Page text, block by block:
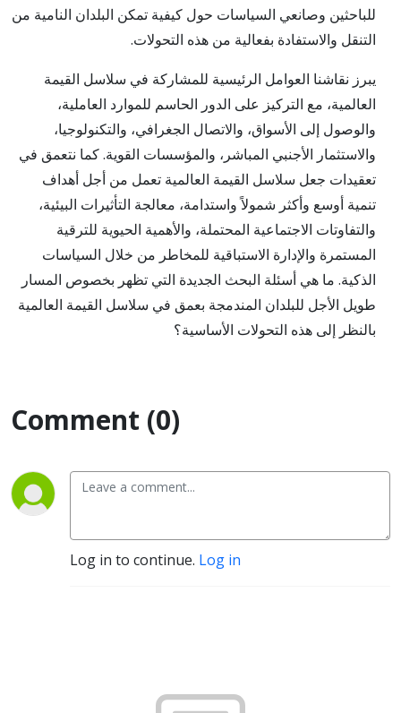
للباحثين وصانعي السياسات حول كيفية تمكن البلدان النامية من
التنقل والاستفادة بفعالية من هذه التحولات.
يبرز نقاشنا العوامل الرئيسية للمشاركة في سلاسل القيمة
العالمية، مع التركيز على الدور الحاسم للموارد العاملية،
والوصول إلى الأسواق، والاتصال الجغرافي، والتكنولوجيا،
والاستثمار الأجنبي المباشر، والمؤسسات القوية. كما نتعمق في
تعقيدات جعل سلاسل القيمة العالمية تعمل من أجل أهداف
تنمية أوسع وأكثر شمولاً واستدامة، معالجة التأثيرات البيئية،
والتفاوتات الاجتماعية المحتملة، والأهمية الحيوية للترقية
المستمرة والإدارة الاستباقية للمخاطر من خلال السياسات
الذكية. ما هي أسئلة البحث الجديدة التي تظهر بخصوص المسار
طويل الأجل للبلدان المندمجة بعمق في سلاسل القيمة العالمية
بالنظر إلى هذه التحولات الأساسية؟
Comment (0)
Log in to continue. Log in